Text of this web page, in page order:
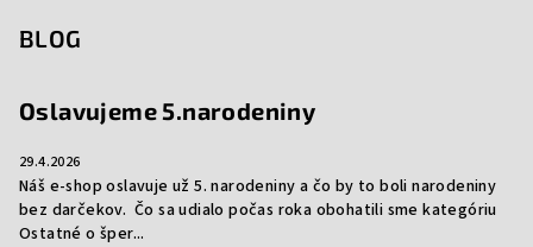
BLOG
Oslavujeme 5.narodeniny
29.4.2026
Náš e-shop oslavuje už 5. narodeniny a čo by to boli narodeniny
bez darčekov. Čo sa udialo počas roka obohatili sme kategóriu
Ostatné o šper...